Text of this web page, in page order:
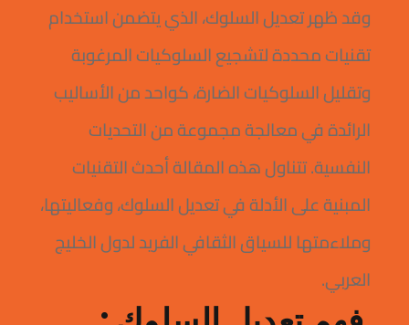
وقد ظهر تعديل السلوك، الذي يتضمن استخدام
تقنيات محددة لتشجيع السلوكيات المرغوبة
وتقليل السلوكيات الضارة، كواحد من الأساليب
الرائدة في معالجة مجموعة من التحديات
النفسية. تتناول هذه المقالة أحدث التقنيات
المبنية على الأدلة في تعديل السلوك، وفعاليتها،
وملاءمتها للسياق الثقافي الفريد لدول الخليج
العربي.